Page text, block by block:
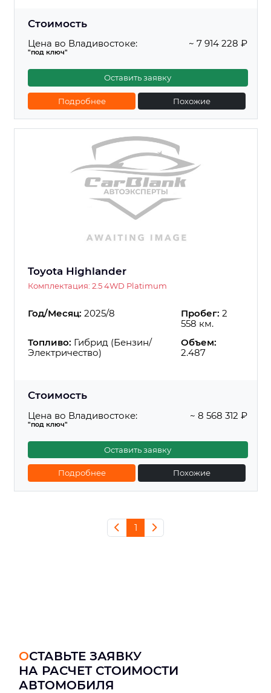
Стоимость
Цена во Владивостоке:
"под ключ"
~ 7 914 228 ₽
Оставить заявку
Подробнее Похожие
Toyota Highlander
Комплектация: 2.5 4WD Platimum
Год/Месяц: 2025/8 Пробег: 2
558 км.
Топливо: Гибрид (Бензин/
Электричество)
Объем:
2.487
Стоимость
Цена во Владивостоке:
"под ключ"
~ 8 568 312 ₽
Оставить заявку
Подробнее Похожие
1
ОСТАВЬТЕ ЗАЯВКУ
НА РАСЧЕТ СТОИМОСТИ
АВТОМОБИЛЯ